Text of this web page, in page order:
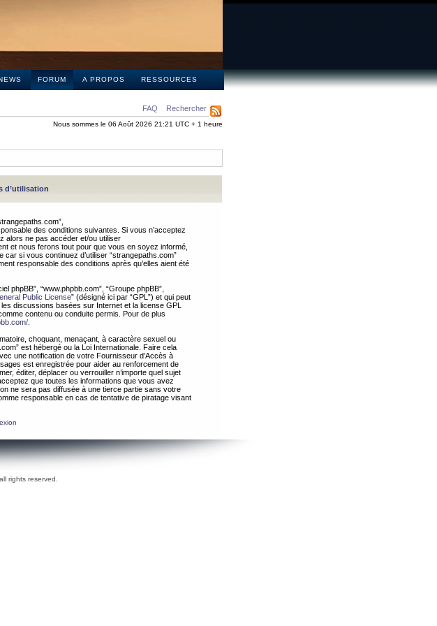
FORUM A PROPOS RESSOURCES
FAQ Rechercher
Nous sommes le 06 Août 2026 21:21 UTC + 1 heure
d’utilisation
des conditions suivantes. Si vous n’acceptez
alors ne pas accéder et/ou utiliser
et nous ferons tout pour que vous en soyez informé,
si vous continuez d’utiliser “strangepaths.com”
responsable des conditions après qu’elles aient été
phpBB”, “www.phpbb.com”, “Groupe phpBB”,
Public License” (désigné ici par “GPL”) et qui peut
les discussions basées sur Internet et la license GPL
contenu ou conduite permis. Pour de plus
choquant, menaçant, à caractère sexuel ou
est hébergé ou la Loi Internationale. Faire cela
une notification de votre Fournisseur d’Accès à
est enregistrée pour aider au renforcement de
éditer, déplacer ou verrouiller n’importe quel sujet
que toutes les informations que vous avez
ne sera pas diffusée à une tierce partie sans votre
responsable en cas de tentative de piratage visant
rights reserved.